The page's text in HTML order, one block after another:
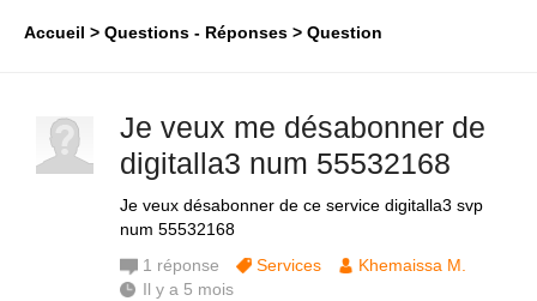
Accueil Questions - Réponses Question
Je veux me désabonner de
digitalla3 num 55532168
Je veux désabonner de ce service digitalla3 svp
num 55532168
1 réponse Services
Khemaissa M.
Il y a 5 mois